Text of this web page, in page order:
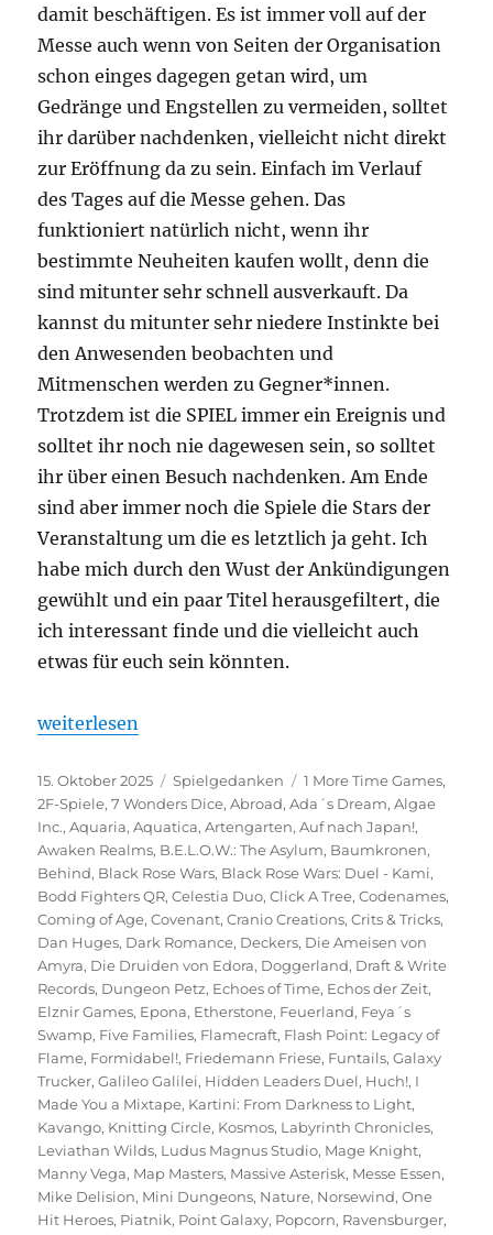
damit beschäftigen. Es ist immer voll auf der
Messe auch wenn von Seiten der Organisation
schon einges dagegen getan wird, um
Gedränge und Engstellen zu vermeiden, solltet
ihr darüber nachdenken, vielleicht nicht direkt
zur Eröffnung da zu sein. Einfach im Verlauf
des Tages auf die Messe gehen. Das
funktioniert natürlich nicht, wenn ihr
bestimmte Neuheiten kaufen wollt, denn die
sind mitunter sehr schnell ausverkauft. Da
kannst du mitunter sehr niedere Instinkte bei
den Anwesenden beobachten und
Mitmenschen werden zu Gegner*innen.
Trotzdem ist die SPIEL immer ein Ereignis und
solltet ihr noch nie dagewesen sein, so solltet
ihr über einen Besuch nachdenken. Am Ende
sind aber immer noch die Spiele die Stars der
Veranstaltung um die es letztlich ja geht. Ich
habe mich durch den Wust der Ankündigungen
gewühlt und ein paar Titel herausgefiltert, die
ich interessant finde und die vielleicht auch
etwas für euch sein könnten.
„Spiel 2025 – Eine Vorschau auf die
weiterlesen
Veröffentlicht
am
15. Oktober 2025 Kategorien
Spielgedanken Schlagwörter
1 More Time Games,
2F-Spiele,7 Wonders Dice,Abroad,Ada´s Dream,Algae
Inc.,Aquaria,Aquatica,Artengarten,Auf nach Japan!,
Awaken Realms, B.E.L.O.W.: The Asylum, Baumkronen,
Behind, Black Rose Wars, Black Rose Wars: Duel - Kami,
Bodd Fighters QR,Celestia Duo,Click A Tree,Codenames,
Coming of Age,Covenant,Cranio Creations,Crits & Tricks,
Dan Huges, Dark Romance, Deckers, Die Ameisen von
Amyra, Die Druiden von Edora, Doggerland, Draft & Write
Records, Dungeon Petz, Echoes of Time, Echos der Zeit,
Elznir Games, Epona, Etherstone, Feuerland, Feya´s
Swamp, Five Families, Flamecraft, Flash Point: Legacy of
Flame, Formidabel!, Friedemann Friese, Funtails,Galaxy
Trucker,Galileo Galilei, Hidden Leaders Duel, Huch!, I
Made You a Mixtape, Kartini: From Darkness to Light,
Kavango, Knitting Circle, Kosmos, Labyrinth Chronicles,
Leviathan Wilds, Ludus Magnus Studio, Mage Knight,
Manny Vega, Map Masters, Massive Asterisk, Messe Essen,
Mike Delision, Mini Dungeons, Nature, Norsewind,One
Hit Heroes, Piatnik, Point Galaxy, Popcorn, Ravensburger,